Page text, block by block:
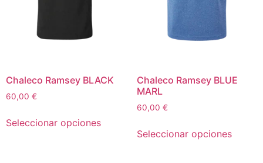
Chaleco Ramsey BLACK
60,00 €
Seleccionar opciones
Chaleco Ramsey BLUE
MARL
60,00 €
Seleccionar opciones